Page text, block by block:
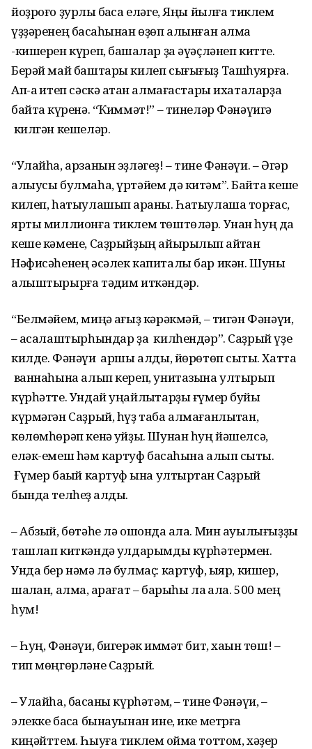
йоҙроғо ҙурлыҡ баҡса еләге, Яңы йылға тиклем
үҙҙәренең баҡсаһынан өҙөп алынған алма
-кишерен күреп, башҡалар ҙа әүәҫләнеп китте.
Берәй май баштары килеп сығығыҙ Ташһуярға.
Ап-аҡ итеп сәскә атҡан алмағастары ихаталарҙа
байтаҡ күренә. “Ҡиммәт!” – тинеләр Фәнәүигә
килгән кешеләр.
“Улайһа, арзанын эҙләгеҙ! – тине Фәнәүи. – Әгәр
алыусы булмаһа, үртәйем дә китәм”. Байтаҡ кеше
килеп, һатыулашып ҡараны. Һатыулаша торғас,
ярты миллионға тиклем төштөләр. Унан һуң да
кеше кәмене, Саҙрыйҙың айырылып ҡайтҡан
Нәфисәһенең әсәлек капиталы бар икән. Шуны
алыштырырға тәҡдим иткәндәр.
“Белмәйем, миңә ҡағыҙ кәрәкмәй, – тигән Фәнәүи,
– аҡсалаштырһындар ҙа килһендәр”. Саҙрый үҙе
килде. Фәнәүи ҡаршы алды, йөрөтөп сыҡты. Хатта
ваннаһына алып кереп, унитазына ултырып
күрһәтте. Ундай уңайлыҡтарҙы ғүмер буйы
күрмәгән Саҙрый, һүҙ таба алмағанлыҡтан,
көлөмһөрәп кенә ҡуйҙы. Шунан һуң йәшелсә,
еләк-емеш һәм картуф баҡсаһына алып сыҡты.
Ғүмер баҡый картуф ҡына ултыртҡан Саҙрый
бында телһеҙ ҡалды.
– Абзый, бөтәһе лә ошонда ҡала. Мин ауылығыҙҙы
ташлап киткәндә ҡулдарымды күрһәтермен.
Унда бер нәмә лә булмаҫ: картуф, ҡыяр, кишер,
шалҡан, алма, ҡарағат – барыһы ла ҡала. 500 мең
һум!
– Һуң, Фәнәүи, бигерәк ҡиммәт бит, хаҡын төш! –
тип мөңгөрләне Саҙрый.
– Улайһа, баҡсаны күрһәтәм, – тине Фәнәүи, –
элекке баҡса бынауынан ине, ике метрға
киңәйттем. Һыуға тиклем ҡойма тоттом, хәҙер